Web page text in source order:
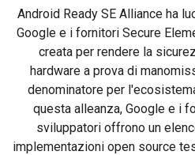
Android Ready SE Alliance ha
Google e i fornitori Secure
creata per rendere la
hardware a prova di
denominatore per
questa alleanza, Google e i
sviluppatori offrono un
implementazioni open source